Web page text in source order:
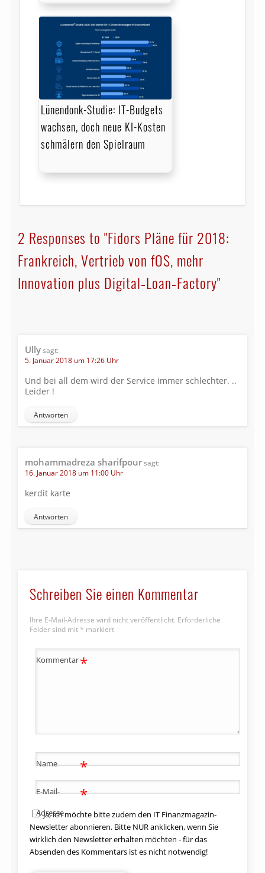
Lünendonk-Studie: IT-Budgets
wachsen, doch neue KI-Kosten
schmälern den Spielraum
2 Responses to "Fidors Pläne für 2018:
Frankreich, Vertrieb von fOS, mehr
Innovation plus Digital‑Loan‑Factory"
Ullysagt:
5. Januar 2018 um 17:26 Uhr
Und bei all dem wird der Service immer schlechter. ..
Leider !
Antworten
mohammadreza sharifpoursagt:
16. Januar 2018 um 11:00 Uhr
kerdit karte
Antworten
Schreiben Sie einen Kommentar
Ihre E-Mail-Adresse wird nicht veröffentlicht. Erforderliche
Felder sind mit * markiert
Kommentar*
Name *
E-Mail-
Adresse
*
Ja, ich möchte bitte zudem den IT Finanzmagazin-
Newsletter abonnieren. Bitte NUR anklicken, wenn Sie
wirklich den Newsletter erhalten möchten - für das
Absenden des Kommentars ist es nicht notwendig!